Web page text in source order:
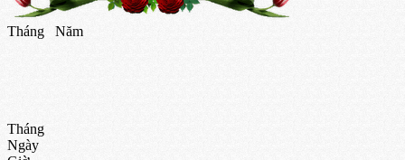
Tháng Năm
Tháng
Ngày